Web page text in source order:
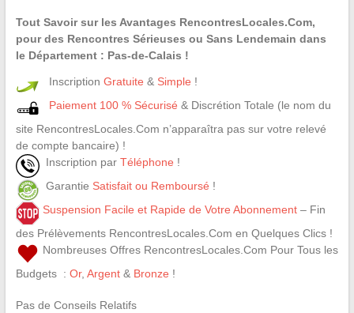
Tout Savoir sur les Avantages RencontresLocales.Com,
pour des Rencontres Sérieuses ou Sans Lendemain dans
le Département : Pas-de-Calais !
Inscription Gratuite & Simple !
Paiement 100 % Sécurisé & Discrétion Totale (le nom du
site RencontresLocales.Com n’apparaîtra pas sur votre relevé
de compte bancaire) !
Inscription par Téléphone !
Garantie Satisfait ou Remboursé !
Suspension Facile et Rapide de Votre Abonnement– Fin
des Prélèvements RencontresLocales.Com en Quelques Clics !
Nombreuses Offres RencontresLocales.Com Pour Tous les
Budgets : Or, Argent& Bronze !
Pas de Conseils Relatifs